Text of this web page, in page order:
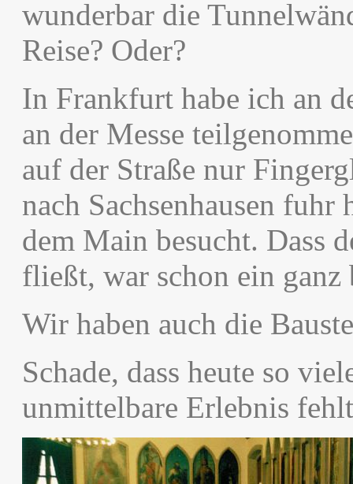
wunderbar die
Reise? Oder?
In Frankfurt habe ich an
an der Messe
auf der Straße nur
nach Sachsenhausen
dem Main besucht. Dass
fließt, war schon ein ganz
Wir haben auch die
Schade, dass heute so
unmittelbare Erlebnis